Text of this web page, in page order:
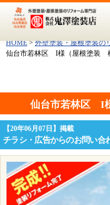
HOME > 外壁塗装・屋根塗装の
仙台市若林区 I様（屋根塗装
仙台市若林区 I
【20年06月07日】掲載
チラシ・広告からのお問い合